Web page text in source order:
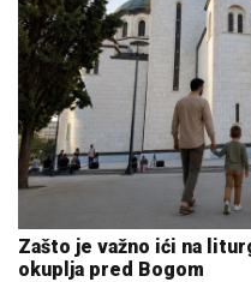
Zašto je važno ići na
okuplja pred Bogom